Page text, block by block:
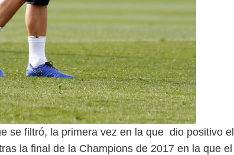
se filtró, la primera vez en la que dio positivo el
la final de la Champions de 2017 en la que el